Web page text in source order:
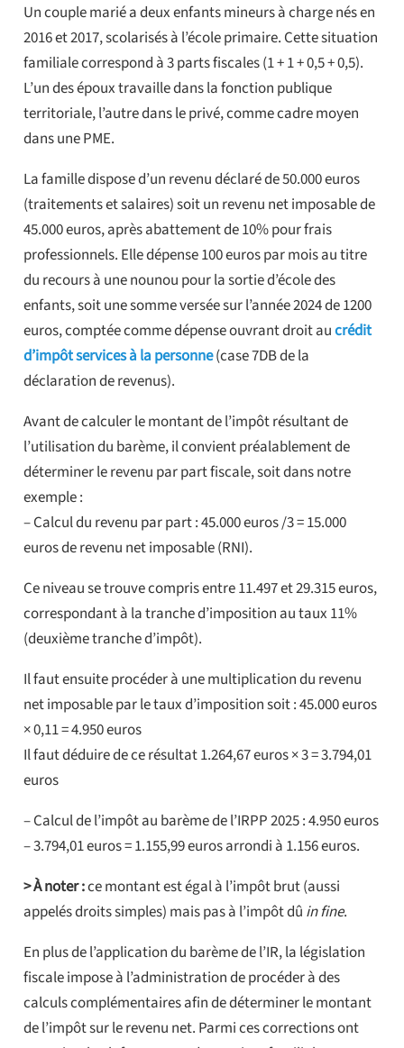
Un couple marié a deux enfants mineurs à charge nés en
2016 et 2017, scolarisés à l’école primaire. Cette situation
familiale correspond à 3 parts fiscales (1 + 1 + 0,5 + 0,5).
L’un des époux travaille dans la fonction publique
territoriale, l’autre dans le privé, comme cadre moyen
dans une PME.
La famille dispose d’un revenu déclaré de 50.000 euros
(traitements et salaires) soit un revenu net imposable de
45.000 euros, après abattement de 10% pour frais
professionnels. Elle dépense 100 euros par mois au titre
du recours à une nounou pour la sortie d’école des
enfants, soit une somme versée sur l’année 2024 de 1200
euros, comptée comme dépense ouvrant droit aucrédit
d’impôt services à la personne(case 7DB de la
déclaration de revenus).
Avant de calculer le montant de l’impôt résultant de
l’utilisation du barème, il convient préalablement de
déterminer le revenu par part fiscale, soit dans notre
exemple :
– Calcul du revenu par part : 45.000 euros /3 = 15.000
euros de revenu net imposable (RNI).
Ce niveau se trouve compris entre 11.497 et 29.315 euros,
correspondant à la tranche d’imposition au taux 11%
(deuxième tranche d’impôt).
Il faut ensuite procéder à une multiplication du revenu
net imposable par le taux d’imposition soit : 45.000 euros
× 0,11 = 4.950 euros
Il faut déduire de ce résultat 1.264,67 euros × 3 = 3.794,01
euros
– Calcul de l’impôt au barème de l’IRPP 2025 : 4.950 euros
– 3.794,01 euros = 1.155,99 euros arrondi à 1.156 euros.
> À noter :ce montant est égal à l’impôt brut (aussi
appelés droits simples) mais pas à l’impôt dû in fine.
En plus de l’application du barème de l’IR, la législation
fiscale impose à l’administration de procéder à des
calculs complémentaires afin de déterminer le montant
de l’impôt sur le revenu net. Parmi ces corrections ont